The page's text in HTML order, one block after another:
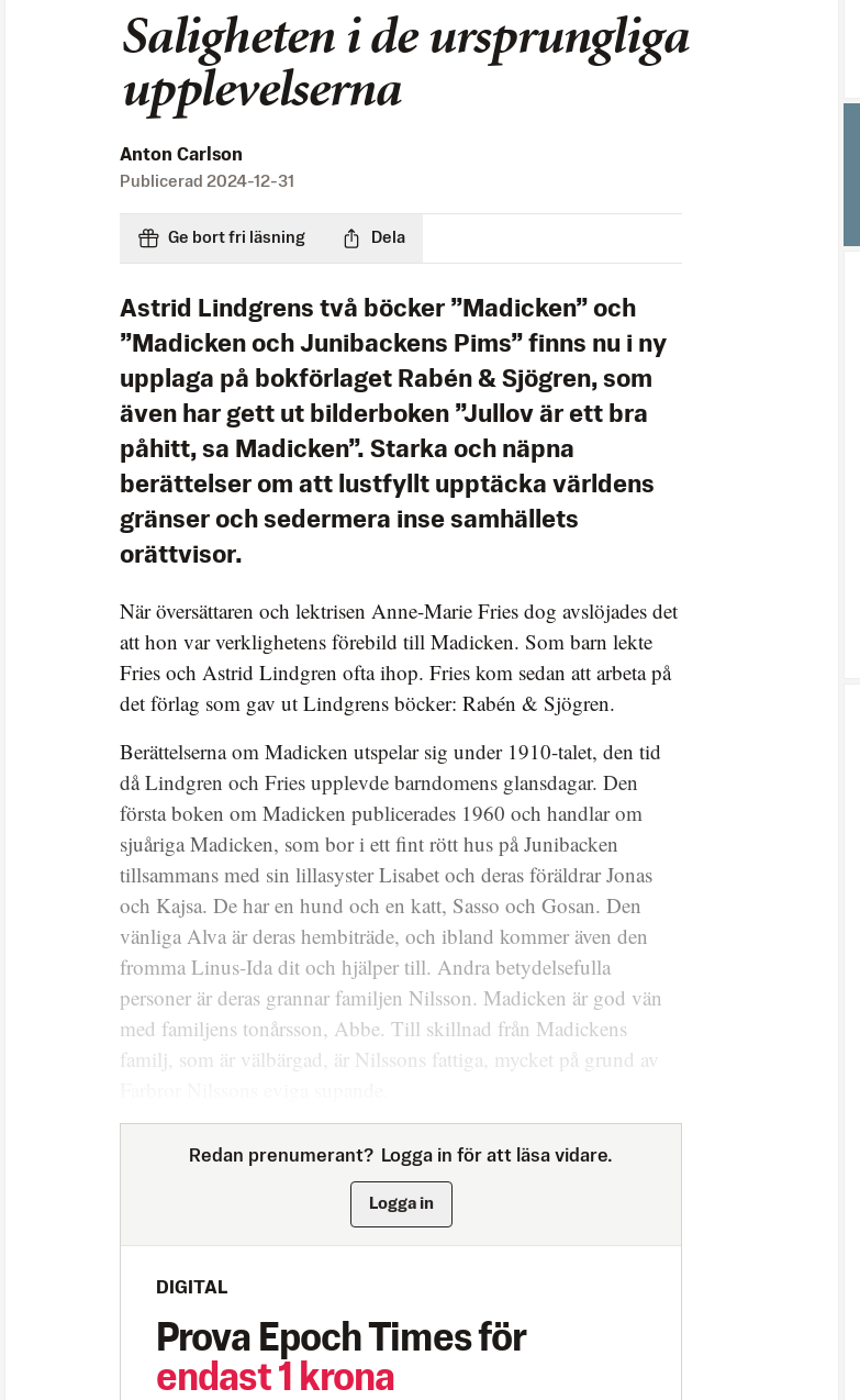
Saligheten i de ursprungliga
upplevelserna
Anton Carlson
Publicerad 2024-12-31
Ge bort fri läsning Dela
Astrid Lindgrens två böcker ”Madicken” och
”Madicken och Junibackens Pims” finns nu i ny
upplaga på bokförlaget Rabén & Sjögren, som
även har gett ut bilderboken ”Jullov är ett bra
påhitt, sa Madicken”. Starka och näpna
berättelser om att lustfyllt upptäcka världens
gränser och sedermera inse samhällets
orättvisor.
När översättaren och lektrisen Anne-Marie Fries dog avslöjades det
att hon var verklighetens förebild till Madicken. Som barn lekte
Fries och Astrid Lindgren ofta ihop. Fries kom sedan att arbeta på
det förlag som gav ut Lindgrens böcker: Rabén & Sjögren.
Berättelserna om Madicken utspelar sig under 1910-talet, den tid
då Lindgren och Fries upplevde barndomens glansdagar. Den
första boken om Madicken publicerades 1960 och handlar om
sjuåriga Madicken, som bor i ett fint rött hus på Junibacken
tillsammans med sin lillasyster Lisabet och deras föräldrar Jonas
och Kajsa. De har en hund och en katt, Sasso och Gosan. Den
vänliga Alva är deras hembiträde, och ibland kommer även den
fromma Linus-Ida dit och hjälper till. Andra betydelsefulla
personer är deras grannar familjen Nilsson. Madicken är god vän
med familjens tonårsson, Abbe. Till skillnad från Madickens
familj, som är välbärgad, är Nilssons fattiga, mycket på grund av
Redan prenumerant? Logga in för att läsa vidare.
Logga in
DIGITAL
Prova Epoch Times för
endast 1 krona